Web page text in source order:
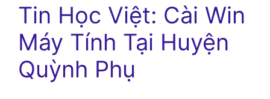
Tin Học Việt: Cài Win
Máy Tính Tại Huyện
Quỳnh Phụ